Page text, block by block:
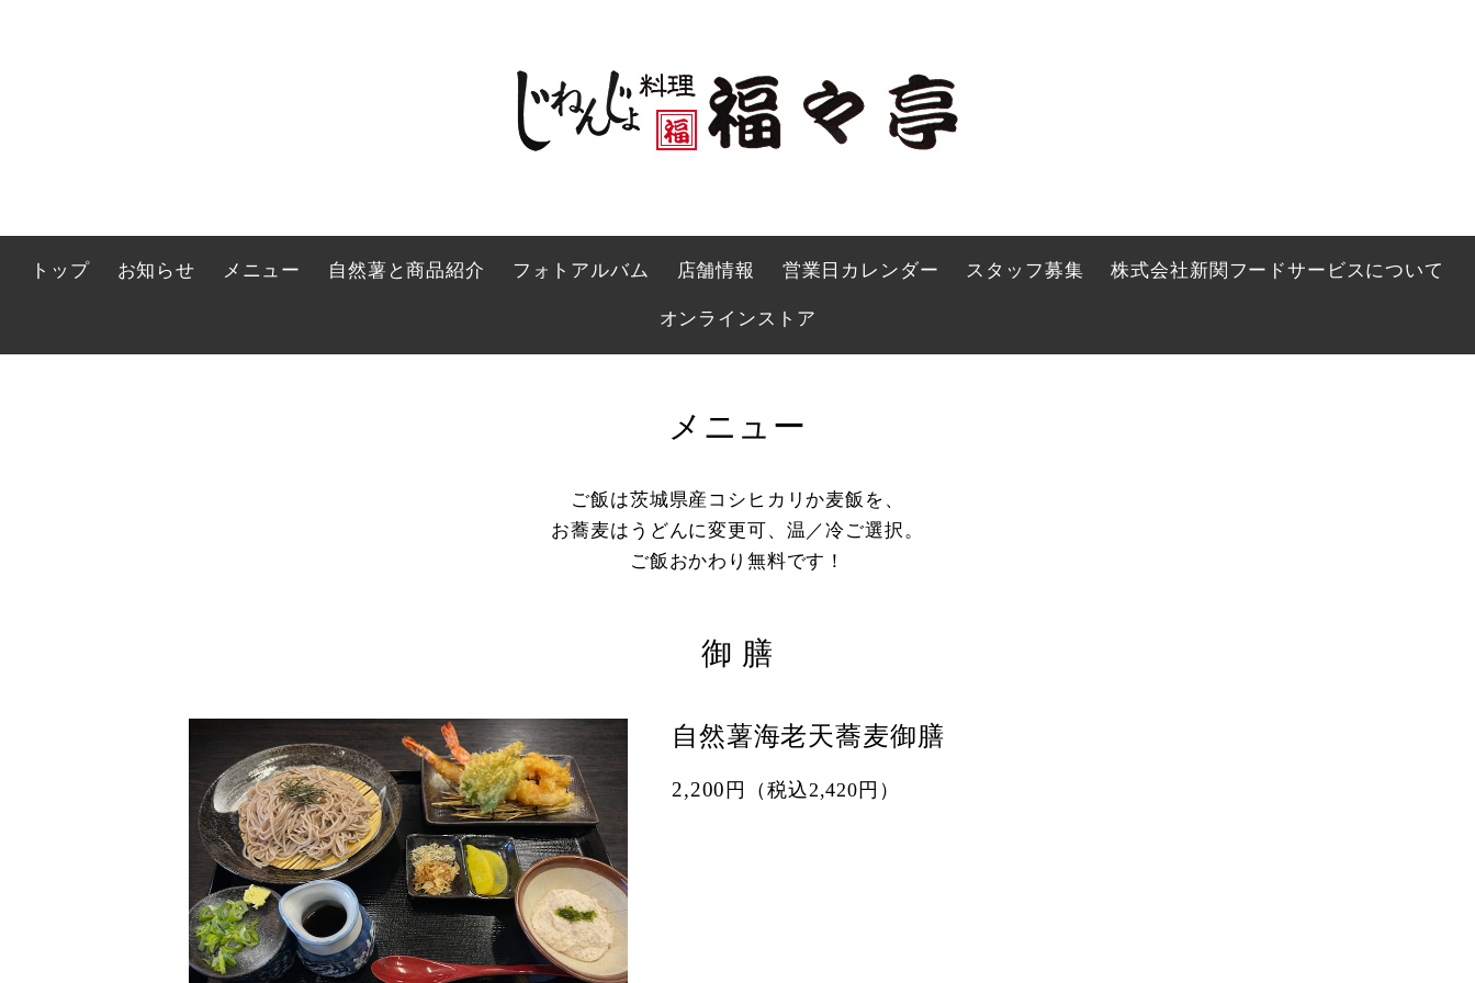
トップ お知らせ メニュー 自然薯と商品紹介 フォトアルバム 店舗情報 営業日カレンダー スタッフ募集 株式会社新関フードサービスについて
オンラインストア
メニュー
ご飯は茨城県産コシヒカリか麦飯を、
お蕎麦はうどんに変更可、温／冷ご選択。
ご飯おかわり無料です！
御 膳
自然薯海老天蕎麦御膳
2,200 円（税込2,420円）